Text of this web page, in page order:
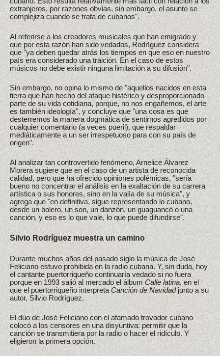
extranjeros, por razones obvias, sin embargo, el asunto se
complejiza cuando se trata de cubanos".
Al referirse a los creadores musicales que han emigrado y
que por esta razón han sido vedados, Rodríguez considera
que "ya deben quedar atrás los tiempos en que eso en nuestro
país era considerado una traición. En el caso de estos
músicos no debe existir ninguna limitación a su difusión".
Sin embargo, no opina lo mismo de "aquellos nacidos en esta
tierra que han hecho del ataque histérico y desproporcionado
parte de su vida cotidiana, porque, no nos engañemos, el arte
es también ideología", y concluye que "una cosa es que
desterremos la manera dogmática de sentirnos agredidos por
cualquier comentario (a veces pueril), que respaldar
mediáticamente a un ser irrespetuoso para con su país de
origen".
Al analizar tan controvertido fenómeno, Arnelice Álvarez
Morera sugiere que en el caso de un artista de reconocida
calidad, pero que ha ofrecido opiniones polémicas, "sería
bueno no concentrar el análisis en la exaltación de su carrera
artística o sus honores, sino en la valía de su música", y
agrega que "en definitiva, sigue representando lo cubano,
desde un bolero, un son, un danzón, un guaguancó o una
canción, y eso es lo que vale, lo que puede difundirse".
Silvio Rodríguez muestra un camino
Durante muchos años del pasado siglo la música de José
Feliciano estuvo prohibida en la radio cubana. Y, sin duda, hoy
el cantante puertorriqueño continuaría vedado si no fuera
porque en 1993 salió al mercado el álbumCalle latina, en el
que el puertorriqueño interpretaCanción de Navidadjunto a su
autor, Silvio Rodríguez.
El dúo de José Feliciano con el afamado trovador cubano
colocó a los censores en una disyuntiva: permitir que la
canción se transmitiera por la radio o hacer el ridículo. Y
eligieron la primera opción.